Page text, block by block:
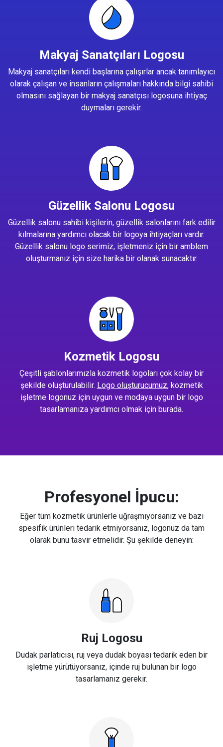
Makyaj Sanatçıları Logosu
Makyaj sanatçıları kendi başlarına çalışırlar ancak tanımlayıcı
olarak çalışan ve insanların çalışmaları hakkında bilgi sahibi
olmasını sağlayan bir makyaj sanatçısı logosuna ihtiyaç
duymaları gerekir.
Güzellik Salonu Logosu
Güzellik salonu sahibi kişilerin, güzellik salonlarını fark edilir
kılmalarına yardımcı olacak bir logoya ihtiyaçları vardır.
Güzellik salonu logo serimiz, işletmeniz için bir amblem
oluşturmanız için size harika bir olanak sunacaktır.
Kozmetik Logosu
Çeşitli şablonlarımızla kozmetik logoları çok kolay bir
şekilde oluşturulabilir. Logo oluşturucumuz, kozmetik
işletme logonuz için uygun ve modaya uygun bir logo
tasarlamanıza yardımcı olmak için burada.
Profesyonel İpucu:
Eğer tüm kozmetik ürünlerle uğraşmıyorsanız ve bazı
spesifik ürünleri tedarik etmiyorsanız, logonuz da tam
olarak bunu tasvir etmelidir. Şu şekilde deneyin:
Ruj Logosu
Dudak parlatıcısı, ruj veya dudak boyası tedarik eden bir
işletme yürütüyorsanız, içinde ruj bulunan bir logo
tasarlamanız gerekir.